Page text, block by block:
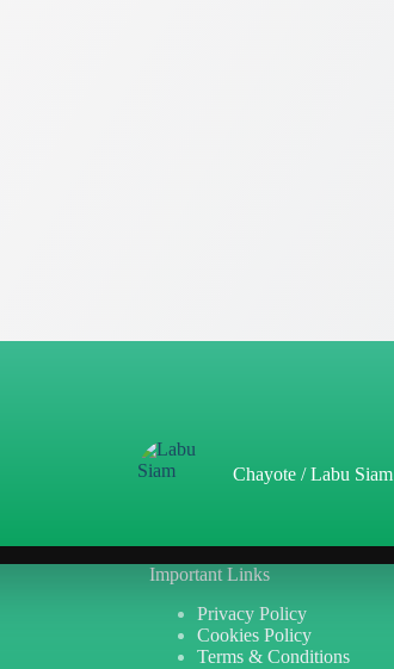
Chayote / Labu Siam
Important Links
Privacy Policy
Cookies Policy
Terms & Conditions